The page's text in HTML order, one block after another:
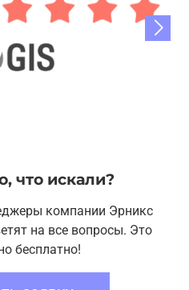
что искали?
компании Эрникс
на все вопросы. Это
бесплатно!